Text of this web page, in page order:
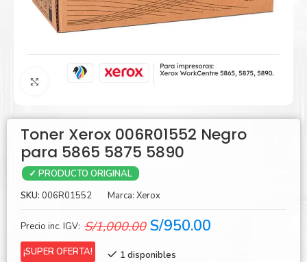
Agrandar
Toner Xerox 006R01552 Negro
para 5865 5875 5890
✓ PRODUCTO ORIGINAL
SKU: 006R01552 Marca: Xerox
Precio inc. IGV: S/1,000.00 El
S/950.00
¡SUPER OFERTA! 1 disponibles